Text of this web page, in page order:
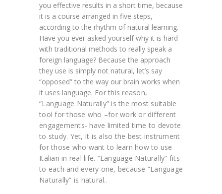
you effective results in a short time, because
it is a course arranged in five steps,
according to the rhythm of natural learning.
Have you ever asked yourself why it is hard
with traditional methods to really speak a
foreign language? Because the approach
they use is simply not natural, let’s say
“opposed” to the way our brain works when
it uses language. For this reason,
“Language Naturally” is the most suitable
tool for those who –for work or different
engagements- have limited time to devote
to study. Yet, it is also the best instrument
for those who want to learn how to use
Italian in real life. “Language Naturally” fits
to each and every one, because “Language
Naturally” is natural..